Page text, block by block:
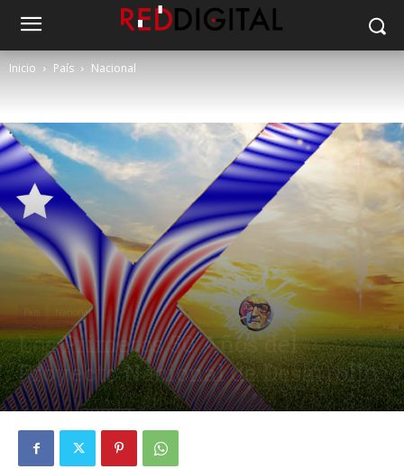
Inicio País Nacional
País Nacional
Los Primeros 50 Años del
Proyecto Nacional de Desarrollo
Por Francisco Herreros (*)